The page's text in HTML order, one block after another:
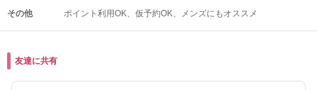
その他 ポイント利用OK 仮予約OK メンズにもオススメ
友達に共有